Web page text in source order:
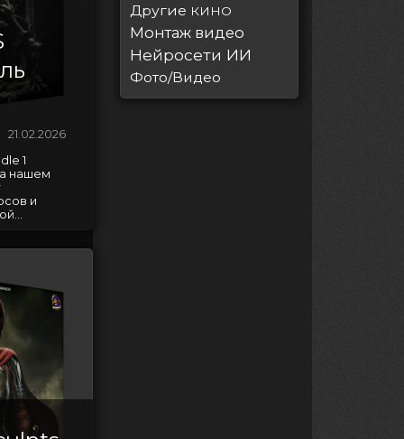
21.02.2026
1
нашем
и
Другие КИНО
Монтаж видео
Нейросети ИИ
Фото/Видео